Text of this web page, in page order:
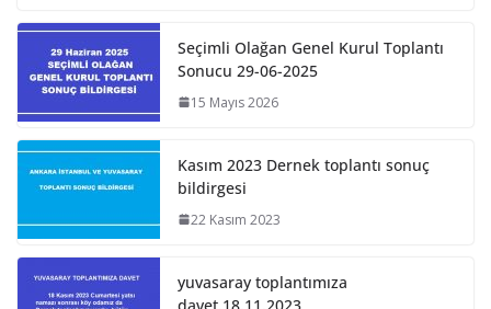
Seçimli Olağan Genel Kurul Toplantı
Sonucu 29-06-2025
15 Mayıs 2026
Kasım 2023 Dernek toplantı sonuç
bildirgesi
22 Kasım 2023
yuvasaray toplantımıza